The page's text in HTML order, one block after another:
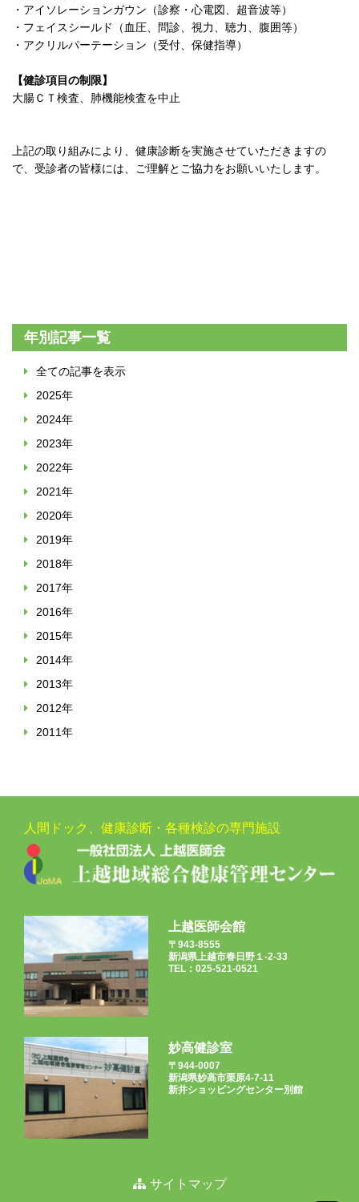
・アイソレーションガウン（診察・心電図、超音波等）
・フェイスシールド（血圧、問診、視力、聴力、腹囲等）
・アクリルパーテーション（受付、保健指導）
【健診項目の制限】
大腸ＣＴ検査、肺機能検査を中止
上記の取り組みにより、健康診断を実施させていただきますの
で、受診者の皆様には、ご理解とご協力をお願いいたします。
年別記事一覧
全ての記事を表示
2025年
2024年
2023年
2022年
2021年
2020年
2019年
2018年
2017年
2016年
2015年
2014年
2013年
2012年
2011年
人間ドック、健康診断・各種検診の専門施設
上越医師会館
〒943-8555
新潟県上越市春日野１-2-33
TEL：025-521-0521
妙高健診室
〒944-0007
新潟県妙高市栗原4-7-11
新井ショッピングセンター別館
サイトマップ